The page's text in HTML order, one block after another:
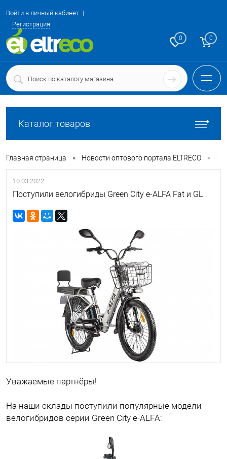
Войти в личный кабинет
Регистрация
0 0
Каталог товаров
Главная страница • Новости оптового портала ELTRECO •
10.03.2022
Поступили велогибриды Green City e-ALFA Fat и GL
Уважаемые партнёры!
На наши склады поступили популярные модели
велогибридов серии Green City e-ALFA: